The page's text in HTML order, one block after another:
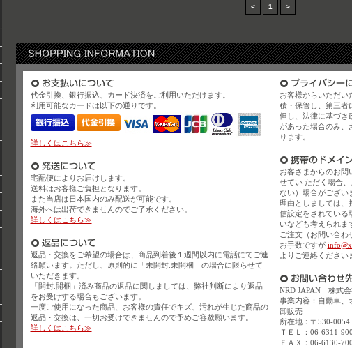
< 1 >
代金引換、銀行振込、カード決済をご利用いただけます。
利用可能なカードは以下の通りです。
詳しくはこちら≫
宅配便によりお届けします。
送料はお客様ご負担となります。
また当店は日本国内のみ配送が可能です。
海外へは出荷できませんのでご了承ください。
詳しくはこちら≫
返品・交換をご希望の場合は、商品到着後１週間以内に電話にてご連
絡願います。ただし、原則的に「未開封.未開梱」の場合に限らせて
いただきます。
「開封.開梱」済み商品の返品に関しましては、弊社判断により返品
をお受けする場合もございます。
一度ご使用になった商品、お客様の責任でキズ、汚れが生じた商品の
返品・交換は、一切お受けできませんので予めご容赦願います。
詳しくはこちら≫
お客様からいただい
積・保管し、第三者
但し、法律に基づき
があった場合のみ、
ります。
お客さまからのお問
せてい ただく場合
ない）場合がござい
理由としましては、
信設定をされている
いなども考えられま
ご注文（お問い合
お手数ですが
よりご連絡ください
NRD JAPAN 株式
事業内容：自動車、
卸販売
所在地：〒530-
ＴＥＬ：06-6311-
ＦＡＸ：06-6130-